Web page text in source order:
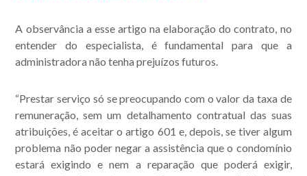
A observância a esse artigo na elaboração do contrato, no
entender do especialista, é fundamental para que a
administradora não tenha prejuízos futuros.
“Prestar serviço só se preocupando com o valor da taxa de
remuneração, sem um detalhamento contratual das suas
atribuições, é aceitar o artigo 601 e, depois, se tiver algum
problema não poder negar a assistência que o condomínio
estará exigindo e nem a reparação que poderá exigir,